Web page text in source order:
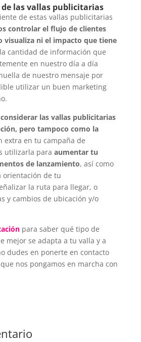
las vallas publicitarias
de estas vallas publicitarias
controlar el flujo de clientes
visualiza ni el impacto que tiene
cantidad de información que
en nuestro día a día
de nuestro mensaje por
utilizar un buen marketing
las vallas publicitarias
pero tampoco como la
extra en tu campaña de
utilizarla para aumentar tu
de lanzamiento, así como
orientación de tu
la ruta para llegar, o
y cambios de ubicación y/o
para saber qué tipo de
mejor se adapta a tu valla y a
dudes en ponerte en contacto
nos pongamos en marcha con